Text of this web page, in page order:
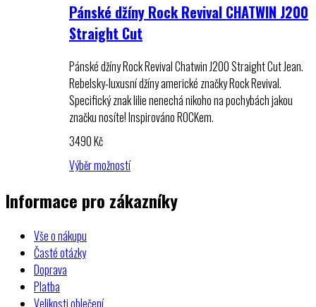
Pánské džíny Rock Revival CHATWIN J200
Straight Cut
Pánské džíny Rock Revival Chatwin J200 Straight Cut Jean.
Rebelsky-luxusní džíny americké značky Rock Revival.
Specifický znak lilie nenechá nikoho na pochybách jakou
značku nosíte! Inspirováno ROCKem.
3490Kč
Výběr možností
Informace pro zákazníky
Vše o nákupu
Časté otázky
Doprava
Platba
Velikosti oblečení